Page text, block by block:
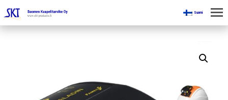
Suomi
TUOTTEET